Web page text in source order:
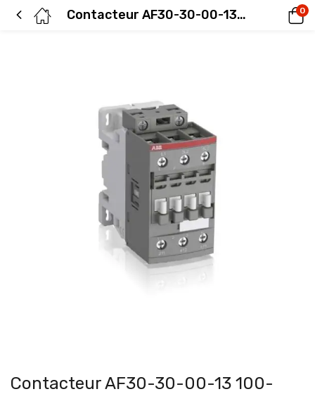
Contacteur AF30-30-00-13 100-250V 50 / 60HZ-DC 0
Contacteur AF30-30-00-13 100-